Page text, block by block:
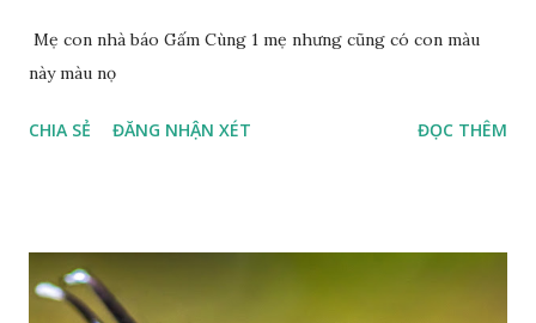
Mẹ con nhà báo Gấm Cùng 1 mẹ nhưng cũng có con màu
này màu nọ
CHIA SẺ ĐĂNG NHẬN XÉT ĐỌC THÊM